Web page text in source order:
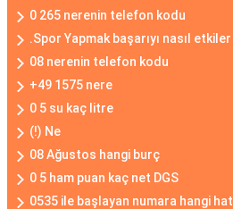
0 265 nerenin telefon kodu
.Spor Yapmak başarıyı nasıl etkiler
08 nerenin telefon kodu
+49 1575 nere
0 5 su kaç litre
(!) Ne
08 Ağustos hangi burç
0 5 ham puan kaç net DGS
0535 ile başlayan numara hangi hat